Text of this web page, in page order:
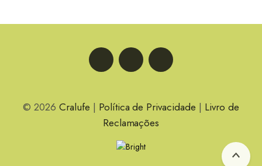
© 2026Cralufe | Política de Privacidade | Livro de
Reclamações